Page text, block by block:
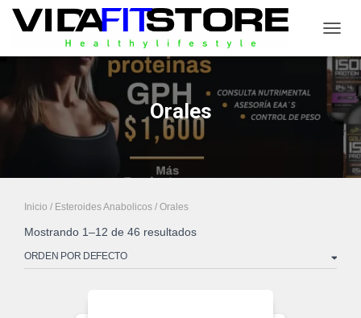
Orales
Inicio / Esteroides Anabolicos / Orales
Mostrando 1–12 de 46 resultados